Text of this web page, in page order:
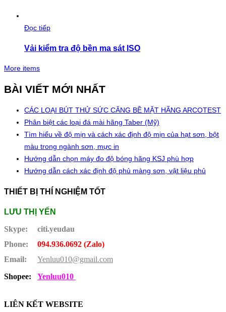
Đọc tiếp
Vải kiểm tra độ bền ma sát ISO
More items
BÀI VIẾT MỚI NHẤT
CÁC LOẠI BÚT THỬ SỨC CĂNG BỀ MẶT HÃNG ARCOTEST
Phân biệt các loại đá mài hãng Taber (Mỹ)
Tìm hiểu về độ mịn và cách xác định độ mịn của hạt sơn, bột
màu trong ngành sơn, mực in
Hướng dẫn chọn máy đo độ bóng hãng KSJ phù hợp
Hướng dẫn cách xác định độ phủ màng sơn, vật liệu phủ
THIẾT BỊ THÍ NGHIỆM TỐT
LƯU THỊ YẾN
Skype:
citi.yeudau
Phone:
094.936.0692 (Zalo)
Email:
Yenluu010@gmail.com
Shopee:
Yenluu010
LIÊN KẾT WEBSITE